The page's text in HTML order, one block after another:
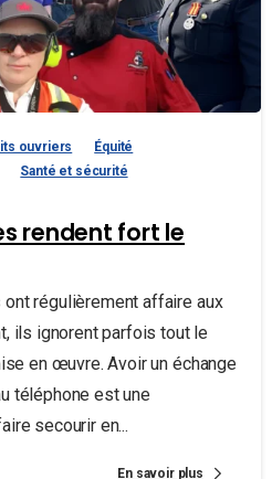
ouvriers
Équité
Santé et sécurité
rendent fort le
ont régulièrement affaire aux
ils ignorent parfois tout le
en œuvre. Avoir un échange
téléphone est une
secourir en...
En savoir plus